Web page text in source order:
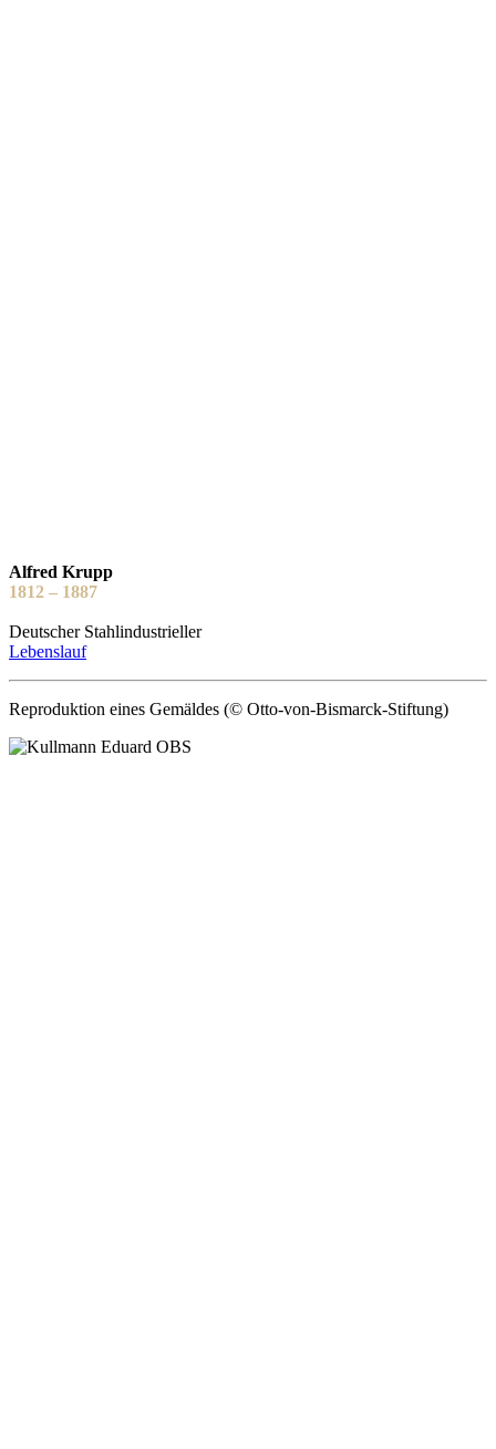
Alfred Krupp
1812 – 1887
Deutscher Stahlindustrieller
Lebenslauf
Reproduktion eines Gemäldes (© Otto-von-Bismarck-Stiftung)